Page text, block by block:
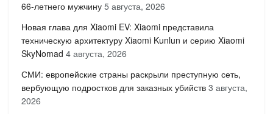
66-летнего мужчину 5 августа, 2026
Новая глава для Xiaomi EV: Xiaomi представила
техническую архитектуру Xiaomi Kunlun и серию Xiaomi
SkyNomad 4 августа, 2026
СМИ: европейские страны раскрыли преступную сеть,
вербующую подростков для заказных убийств 3 августа,
2026